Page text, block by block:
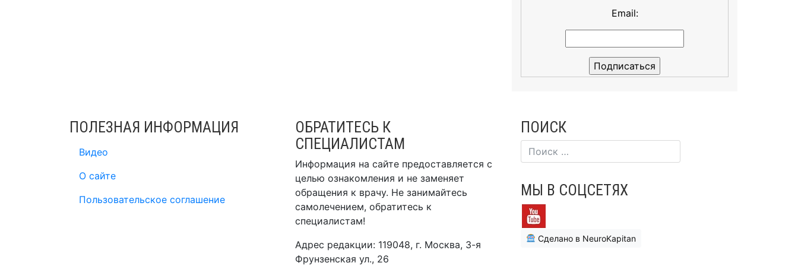
Email:
ПОЛЕЗНАЯ ИНФОРМАЦИЯ
Видео
О сайте
Пользовательское соглашение
ОБРАТИТЕСЬ К
СПЕЦИАЛИСТАМ
Информация на сайте предоставляется с
целью ознакомления и не заменяет
обращения к врачу. Не занимайтесь
самолечением, обратитесь к
специалистам!
Адрес редакции: 119048, г. Москва, 3-я
Фрунзенская ул., 26
ПОИСК
МЫ В СОЦСЕТЯХ
Сделано в NeuroKapitan